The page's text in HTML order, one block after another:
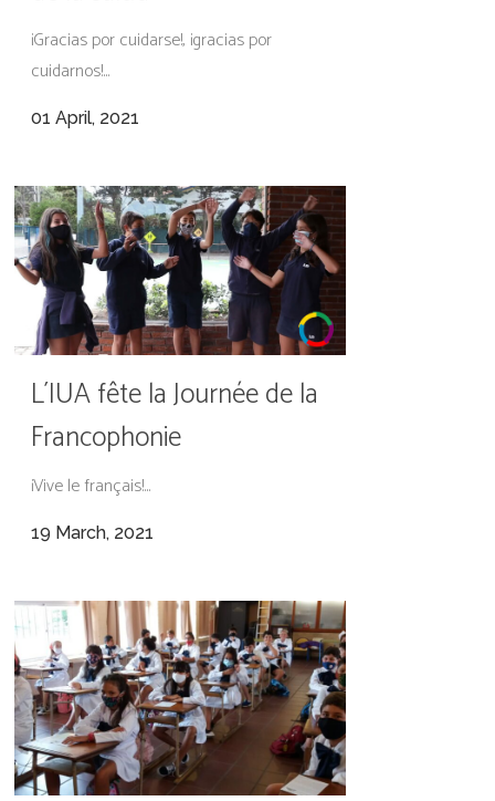
¡Gracias por cuidarse!, ¡gracias por
cuidarnos!...
01 April, 2021
L´IUA fête la Journée de la
Francophonie
¡Vive le français!...
19 March, 2021